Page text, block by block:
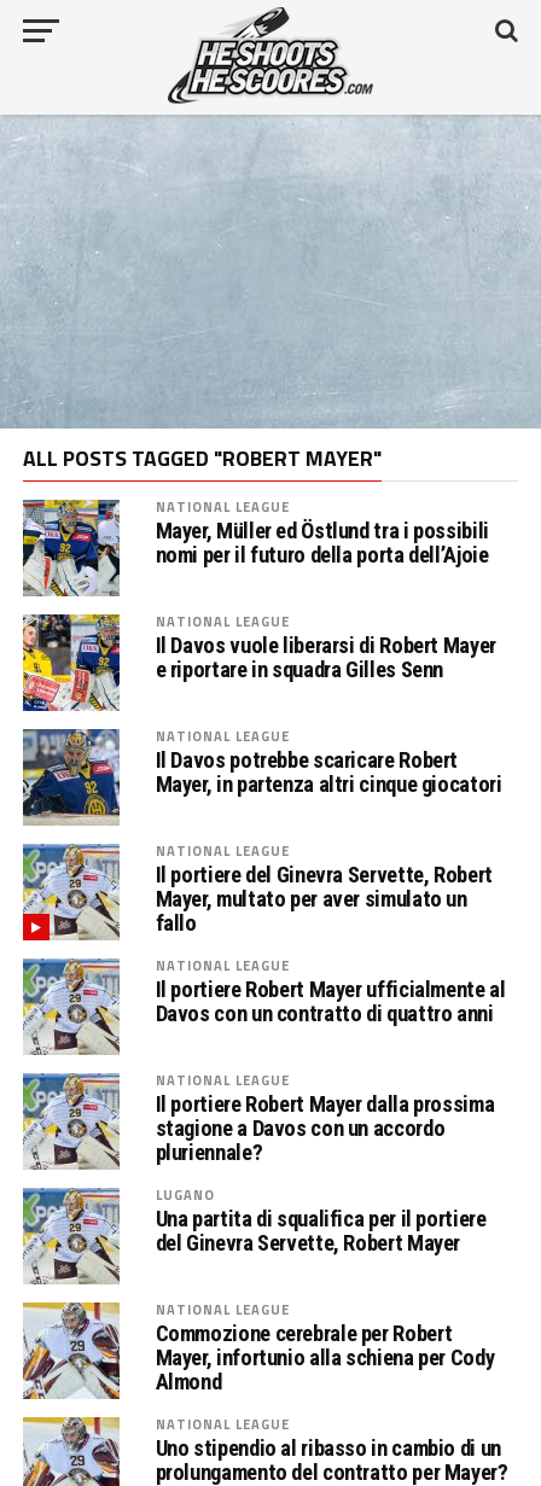
ALL POSTS TAGGED "ROBERT MAYER"
NATIONAL LEAGUE
Mayer, Müller ed Östlund tra i possibili
nomi per il futuro della porta dell’Ajoie
NATIONAL LEAGUE
Il Davos vuole liberarsi di Robert Mayer
e riportare in squadra Gilles Senn
NATIONAL LEAGUE
Il Davos potrebbe scaricare Robert
Mayer, in partenza altri cinque giocatori
NATIONAL LEAGUE
Il portiere del Ginevra Servette, Robert
Mayer, multato per aver simulato un
fallo
NATIONAL LEAGUE
Il portiere Robert Mayer ufficialmente al
Davos con un contratto di quattro anni
NATIONAL LEAGUE
Il portiere Robert Mayer dalla prossima
stagione a Davos con un accordo
pluriennale?
LUGANO
Una partita di squalifica per il portiere
del Ginevra Servette, Robert Mayer
NATIONAL LEAGUE
Commozione cerebrale per Robert
Mayer, infortunio alla schiena per Cody
Almond
NATIONAL LEAGUE
Uno stipendio al ribasso in cambio di un
prolungamento del contratto per Mayer?